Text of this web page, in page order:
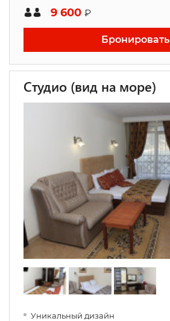
9 600 ₽
Бронировать
Студио (вид на море)
Уникальный дизайн